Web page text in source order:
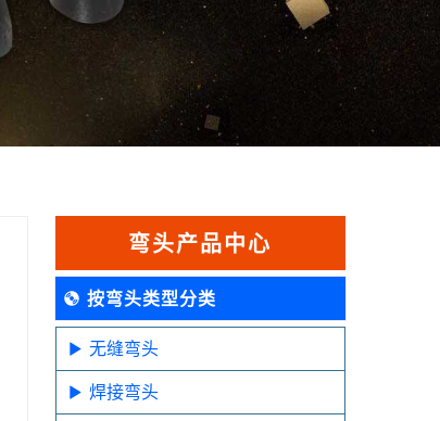
弯头产品中心
按弯头类型分类
无缝弯头
焊接弯头